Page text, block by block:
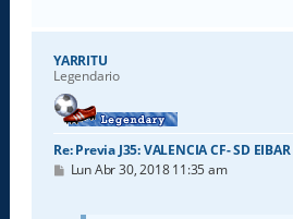
YARRITU
Legendario
Re: Previa J35: VALENCIA CF- SD
M
Lun Abr 30, 2018 11:35 am